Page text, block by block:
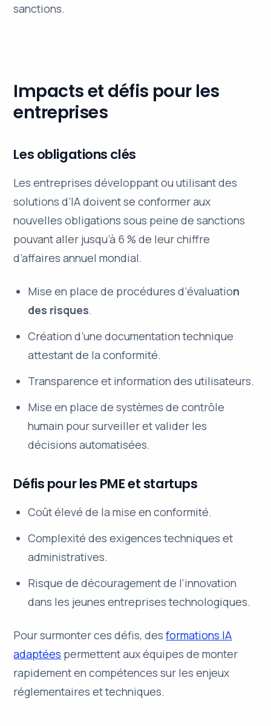
sanctions.
Impacts et défis pour les
entreprises
Les obligations clés
Les entreprises développant ou utilisant des
solutions d’IA doivent se conformer aux
nouvelles obligations sous peine de sanctions
pouvant aller jusqu’à 6 % de leur chiffre
d’affaires annuel mondial.
Mise en place de procédures d’évaluation
des risques.
Création d’une documentation technique
attestant de la conformité.
Transparence et information des utilisateurs.
Mise en place de systèmes de contrôle
humain pour surveiller et valider les
décisions automatisées.
Défis pour les PME et startups
Coût élevé de la mise en conformité.
Complexité des exigences techniques et
administratives.
Risque de découragement de l’innovation
dans les jeunes entreprises technologiques.
Pour surmonter ces défis, desformations IA
adaptées permettent aux équipes de monter
rapidement en compétences sur les enjeux
réglementaires et techniques.